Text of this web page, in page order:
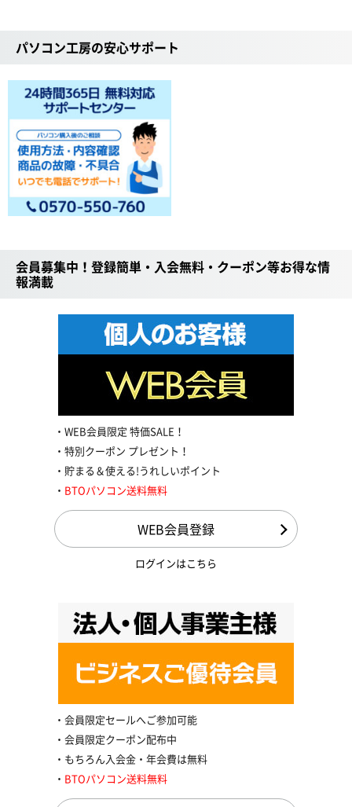
パソコン工房の安心サポート
会員募集中！登録簡単・入会無料・クーポン等お得な情
報満載
WEB会員限定 特価SALE！
特別クーポン プレゼント！
貯まる＆使える!うれしいポイント
BTOパソコン送料無料
WEB会員登録
ログインはこちら
会員限定セールへご参加可能
会員限定クーポン配布中
もちろん入会金・年会費は無料
BTOパソコン送料無料